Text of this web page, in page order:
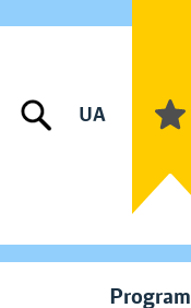
UA
Program